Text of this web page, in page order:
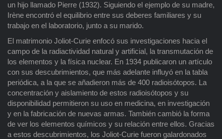
un hijo llamado Pierre (1932). Siguiendo el ejemplo de su madre,
Irène encontró el equilibrio entre sus deberes familiares y su
trabajo en el laboratorio, junto a su marido.
El matrimonio Joliot-Curie enfocó sus investigaciones hacia el
campo de la radiactividad natural y artificial, la transmutación de
los elementos y la física nuclear. En 1934 publicaron un artículo
con sus descubrimientos, que más adelante influyó en la tabla
periódica, a la que se añadieron más de 400 radioisótopos. La
concentración y aislamiento de estos radioisótopos y su
disponibilidad permitieron su uso en medicina, en investigación
y en la fabricación de nuevas armas. También cambió la forma
de ver los elementos químicos y su relación entre ellos. Gracias
a estos descubrimientos, los Joliot-Curie fueron galardonados